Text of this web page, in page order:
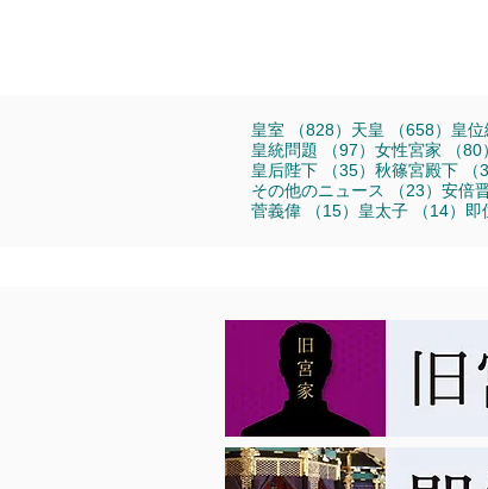
皇室 （828） 828件の記事
天皇 （658） 658
皇
皇統問題
（97） 97件の記事
女性宮家 （80）
皇后陛下
（35） 35件の記事
秋篠宮殿下 （
その他のニュース
（23） 23件
安倍
菅義偉
（15） 15件の記事
皇太子 （14） 14
即